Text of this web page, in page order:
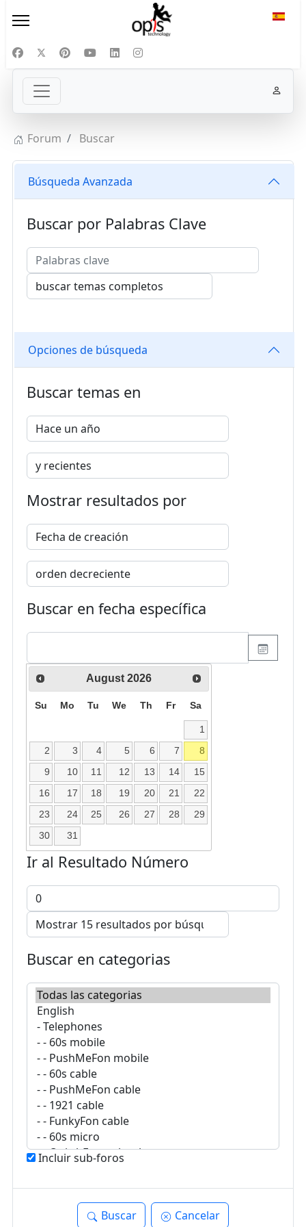
Forum Buscar
Búsqueda Avanzada
Buscar por Palabras Clave
Opciones de búsqueda
Buscar temas en
Mostrar resultados por
Buscar en fecha específica
August 2026
Su Mo Tu We Th Fr Sa
1
2
3 4 5 6 7
8
9
10 11 12 13 14
15
16
17 18 19 20 21
22
23
24 25 26 27 28
29
30
31
Ir al Resultado Número
Buscar en categorias
Incluir sub-foros
Buscar Cancelar